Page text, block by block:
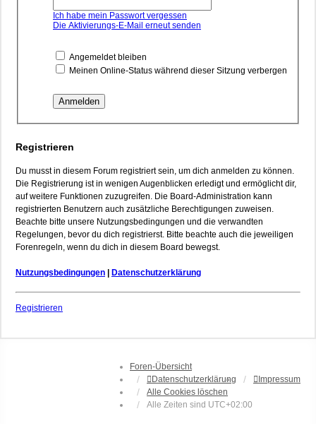
Ich habe mein Passwort vergessen
Die Aktivierungs-E-Mail erneut senden
Angemeldet bleiben
Meinen Online-Status während dieser Sitzung verbergen
Registrieren
Du musst in diesem Forum registriert sein, um dich anmelden zu können.
Die Registrierung ist in wenigen Augenblicken erledigt und ermöglicht dir,
auf weitere Funktionen zuzugreifen. Die Board-Administration kann
registrierten Benutzern auch zusätzliche Berechtigungen zuweisen.
Beachte bitte unsere Nutzungsbedingungen und die verwandten
Regelungen, bevor du dich registrierst. Bitte beachte auch die jeweiligen
Forenregeln, wenn du dich in diesem Board bewegst.
Nutzungsbedingungen Datenschutzerklärung
Registrieren
Foren-Übersicht
Datenschutzerklärung
Impressum
Alle Cookies löschen
Alle Zeiten sind UTC+02:00